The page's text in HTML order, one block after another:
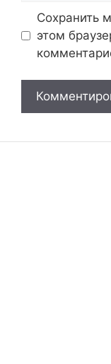
Сохранить
этом